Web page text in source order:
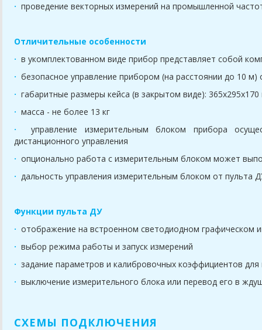
· проведение векторных измерений на промышленной
Отличительные особенности
· в укомплектованном виде прибор представляет собой
· безопасное управление прибором (на расстоянии до 10
· габаритные размеры кейса (в закрытом виде):
· масса - не более 13 кг
·управление измерительным блоком прибора
дистанционного управления
· опционально работа с измерительным блоком может
· дальность управления измерительным блоком от пульта
Функции пульта ДУ
· отображение на встроенном светодиодном графическом
· выбор режима работы и запуск измерений
· задание параметров и калибровочных коэффициентов
· выключение измерительного блока или перевод его в
СХЕМЫ ПОДКЛЮЧЕНИЯ